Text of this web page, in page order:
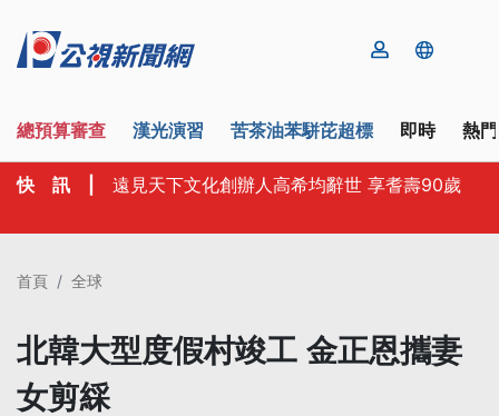
總預算審查 漢光演習 苦茶油苯駢芘超標 即時 熱
快 訊 遠見天下文化創辦人高希均辭世 享耆壽90歲
首頁 全球
北韓大型度假村竣工 金正恩攜妻
女剪綵